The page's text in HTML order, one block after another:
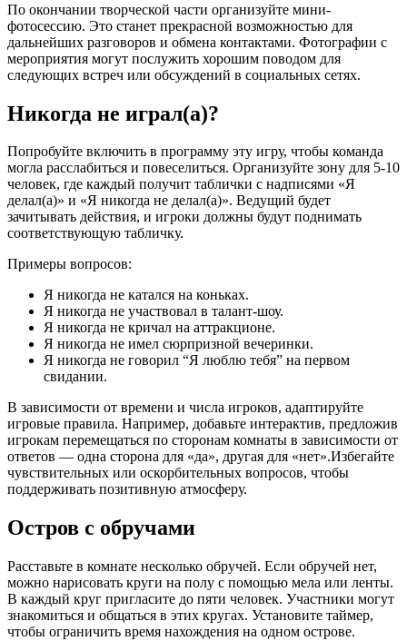
По окончании творческой части организуйте мини-
фотосессию. Это станет прекрасной возможностью для
дальнейших разговоров и обмена контактами. Фотографии с
мероприятия могут послужить хорошим поводом для
следующих встреч или обсуждений в социальных сетях.
Никогда не играл(а)?
Попробуйте включить в программу эту игру, чтобы команда
могла расслабиться и повеселиться. Организуйте зону для 5-10
человек, где каждый получит таблички с надписями «Я
делал(а)» и «Я никогда не делал(а)». Ведущий будет
зачитывать действия, и игроки должны будут поднимать
соответствующую табличку.
Примеры вопросов:
Я никогда не катался на коньках.
Я никогда не участвовал в талант-шоу.
Я никогда не кричал на аттракционе.
Я никогда не имел сюрпризной вечеринки.
Я никогда не говорил “Я люблю тебя” на первом
свидании.
В зависимости от времени и числа игроков, адаптируйте
игровые правила. Например, добавьте интерактив, предложив
игрокам перемещаться по сторонам комнаты в зависимости от
ответов — одна сторона для «да», другая для «нет».Избегайте
чувствительных или оскорбительных вопросов, чтобы
поддерживать позитивную атмосферу.
Остров с обручами
Расставьте в комнате несколько обручей. Если обручей нет,
можно нарисовать круги на полу с помощью мела или ленты.
В каждый круг пригласите до пяти человек. Участники могут
знакомиться и общаться в этих кругах. Установите таймер,
чтобы ограничить время нахождения на одном острове.